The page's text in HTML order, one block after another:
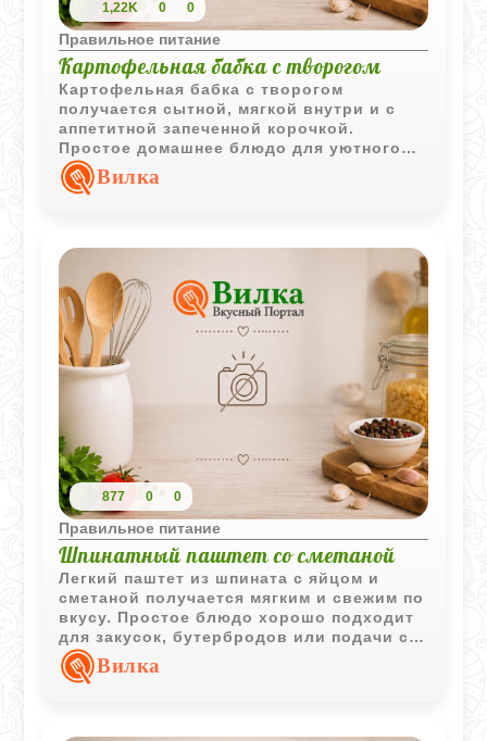
1,22K 0 0
Правильное питание
Картофельная бабка с творогом
Картофельная бабка с творогом
получается сытной, мягкой внутри и с
аппетитной запеченной корочкой.
Простое домашнее блюдо для уютного
семейного обеда.
Вилка
877 0 0
Правильное питание
Шпинатный паштет со сметаной
Легкий паштет из шпината с яйцом и
сметаной получается мягким и свежим по
вкусу. Простое блюдо хорошо подходит
для закусок, бутербродов или подачи с
овощами.
Вилка